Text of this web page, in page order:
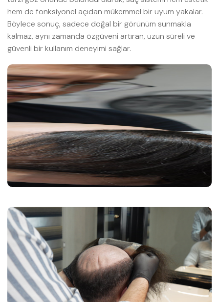
hem de fonksiyonel açıdan mükemmel bir uyum yakalar.
Böylece sonuç, sadece doğal bir görünüm sunmakla
kalmaz, aynı zamanda özgüveni artıran, uzun süreli ve
güvenli bir kullanım deneyimi sağlar.